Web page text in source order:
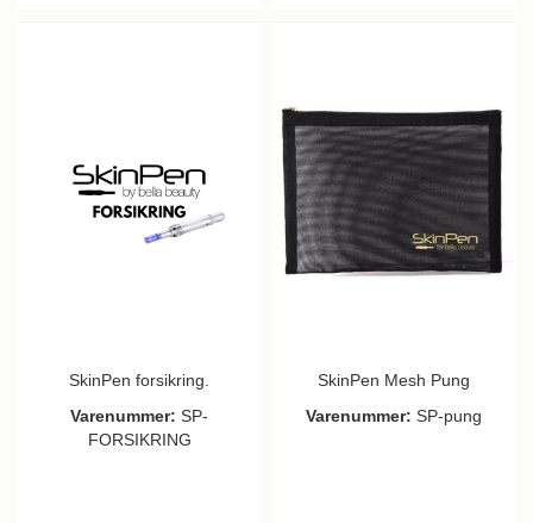
SkinPen forsikring.
Varenummer: SP-
FORSIKRING
SkinPen Mesh Pung
Varenummer: SP-pung